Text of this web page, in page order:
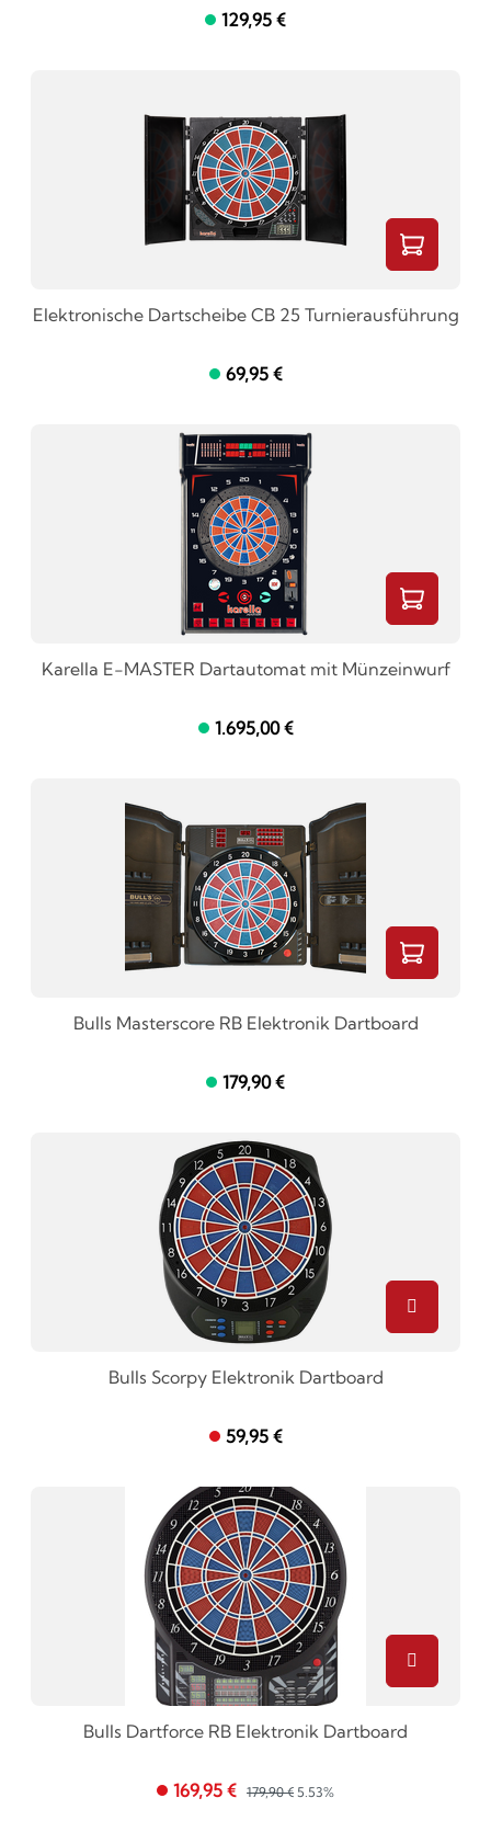
129,95 €
Elektronische Dartscheibe CB 25 Turnierausführung
69,95 €
Karella E-MASTER Dartautomat mit Münzeinwurf
1.695,00 €
Bulls Masterscore RB Elektronik Dartboard
179,90 €
Bulls Scorpy Elektronik Dartboard
59,95 €
Bulls Dartforce RB Elektronik Dartboard
169,95 € 179,90 € 5.53%